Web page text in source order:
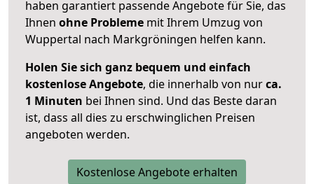
haben garantiert passende Angebote für Sie, das
Ihnen ohne Probleme mit Ihrem Umzug von
Wuppertal nach Markgröningen helfen kann.
Holen Sie sich ganz bequem und einfach
kostenlose Angebote, die innerhalb von nurca.
1 Minuten bei Ihnen sind. Und das Beste daran
ist, dass all dies zu erschwinglichen Preisen
angeboten werden.
Kostenlose Angebote erhalten